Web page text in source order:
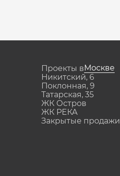
Проекты вМоскве
Никитский, 6
Поклонная, 9
Татарская, 35
ЖК Остров
ЖК РЕКА
Закрытые продажи